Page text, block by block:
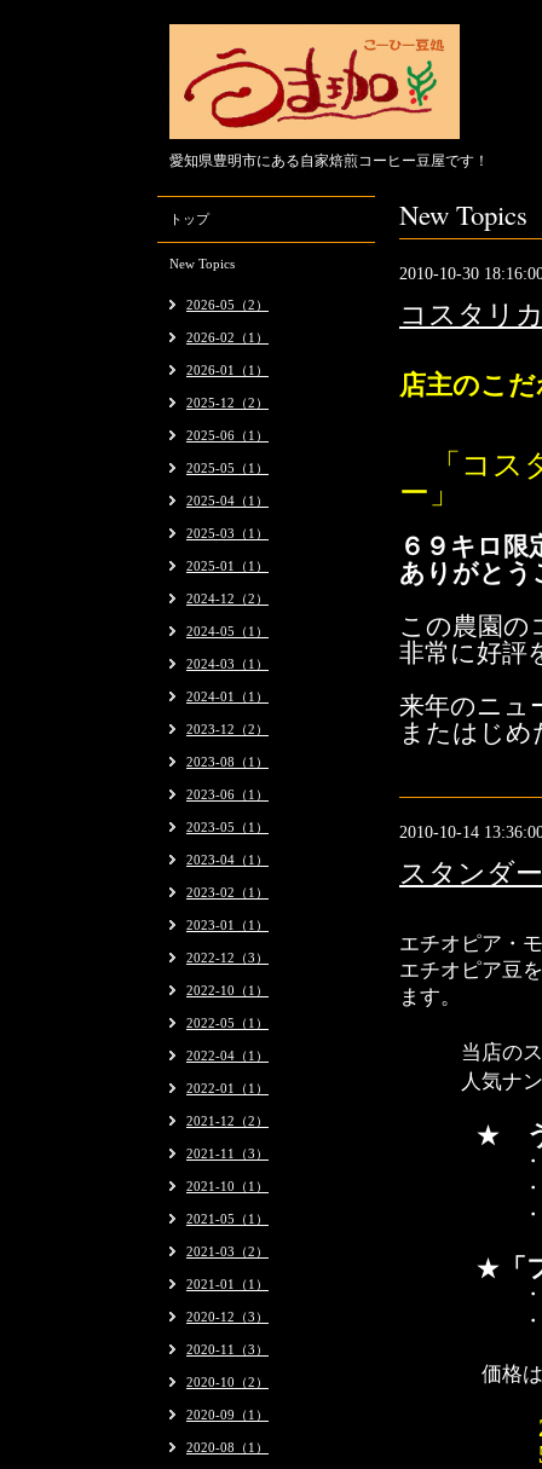
愛知県豊明市にある自家焙煎コーヒー豆屋です！
New Topics
2010-10-30
コスタリ
店主のこ
「 コス
ー」
６９キロ限
ありがとう
この農園の
非常に好評
来年のニュ
またはじめ
2010-10-14
スタンダ
エチオピア・
エチオピア豆
ます。
当店のス
人気ナ
★
・酸味･苦
・当店の
・ほのか
★
・エチオ
・モカの
価格
トップ
New Topics
2026-05（2）
2026-02（1）
2026-01（1）
2025-12（2）
2025-06（1）
2025-05（1）
2025-04（1）
2025-03（1）
2025-01（1）
2024-12（2）
2024-05（1）
2024-03（1）
2024-01（1）
2023-12（2）
2023-08（1）
2023-06（1）
2023-05（1）
2023-04（1）
2023-02（1）
2023-01（1）
2022-12（3）
2022-10（1）
2022-05（1）
2022-04（1）
2022-01（1）
2021-12（2）
2021-11（3）
2021-10（1）
2021-05（1）
2021-03（2）
2021-01（1）
2020-12（3）
2020-11（3）
2020-10（2）
2020-09（1）
2020-08（1）